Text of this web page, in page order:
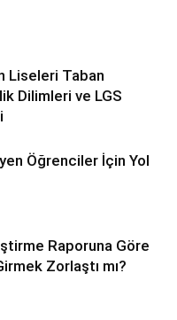
Liseleri Taban
Dilimleri ve LGS
Öğrenciler İçin Yol
Raporuna Göre
Zorlaştı mı?